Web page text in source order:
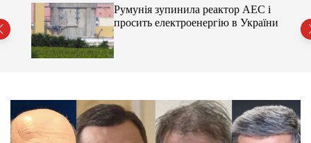
у
о
л
ь
г
о
р
е
Румунія зупинила реактор АЕС і
просить електроенергію в України